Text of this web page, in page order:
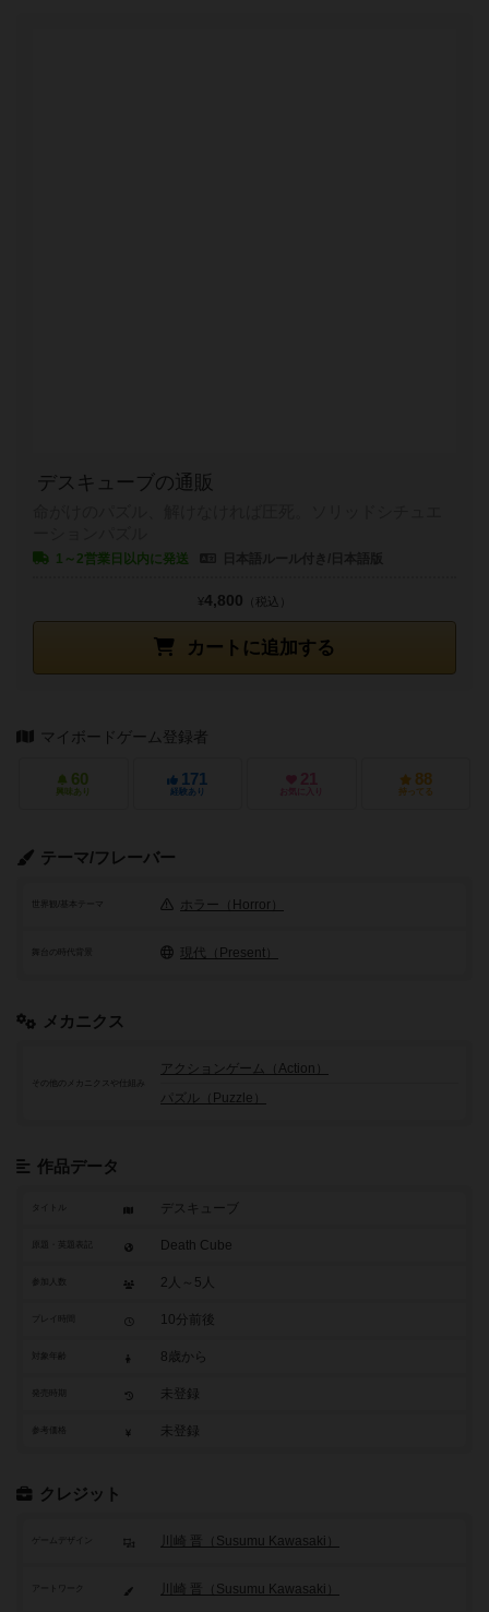
デスキューブの通販
1～2営業日以内に発送
カートに追加する
¥4,800 （税込）
マイボードゲーム登録者
60
興味あり
171
経験あり
21
お気に入り
88
持ってる
テーマ/フレーバー
世界観/基本テーマ ホラー（Horror）
舞台の時代背景 現代（Present）
メカニクス
その他のメカニクスや仕組み
アクションゲーム（Action）
パズル（Puzzle）
作品データ
タイトル デスキューブ
原題・英題表記 Death Cube
参加人数 2人～5人
10分前後
対象年齢 8歳から
未登録
参考価格 未登録
クレジット
ゲームデザイン 川崎 晋（Susumu Kawasaki）
アートワーク 川崎 晋（Susumu Kawasaki）